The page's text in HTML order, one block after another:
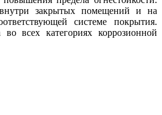
закрытых помещений и на
системе покрытия.
всех категориях коррозионной